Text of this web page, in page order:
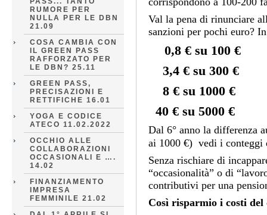
RUMORE PER
NULLA PER LE DBN
21.09
COSA CAMBIA CON
IL GREEN PASS
RAFFORZATO PER
LE DBN? 25.11
GREEN PASS,
PRECISAZIONI E
RETTIFICHE 16.01
YOGA E CODICE
ATECO 11.02.2022
OCCHIO ALLE
COLLABORAZIONI
OCCASIONALI E ….
14.02
FINANZIAMENTO
IMPRESA
FEMMINILE 21.02
Val la pena di rinunciare
sanzioni per pochi euro?
0,8 € su 100 €
3,4 € su 300 €
8 € su 1000 €
40 € su 5000 €
Dal 6° anno la differenza
ai 1000 €) vedi i
Senza rischiare di
“occasionalità” o di
contributivi per una
Così risparmio i costi del